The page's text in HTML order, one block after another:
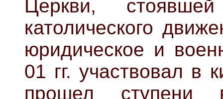
Церкви,
католического
юридическое и
01 гг. участвовал в
прошел ступени